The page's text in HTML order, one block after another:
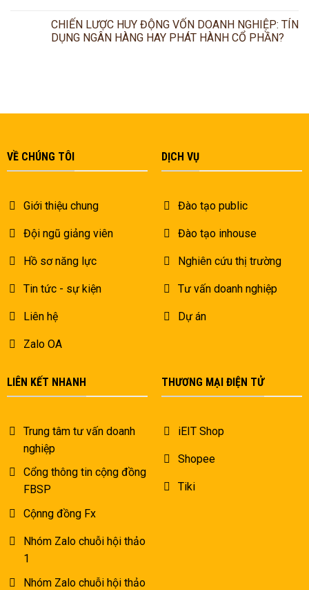
CHIẾN LƯỢC HUY ĐỘNG VỐN DOANH NGHIỆP: TÍN
DỤNG NGÂN HÀNG HAY PHÁT HÀNH CỔ PHẦN?
VỀ CHÚNG TÔI
Giới thiệu chung
Đội ngũ giảng viên
Hồ sơ năng lực
Tin tức - sự kiện
Liên hệ
Zalo OA
DỊCH VỤ
Đào tạo public
Đào tạo inhouse
Nghiên cứu thị trường
Tư vấn doanh nghiệp
Dự án
LIÊN KẾT NHANH
Trung tâm tư vấn doanh
nghiệp
Cổng thông tin cộng đồng
FBSP
Cộnng đồng Fx
Nhóm Zalo chuỗi hội thảo
1
Nhóm Zalo chuỗi hội thảo
THƯƠNG MẠI ĐIỆN TỬ
iEIT Shop
Shopee
Tiki